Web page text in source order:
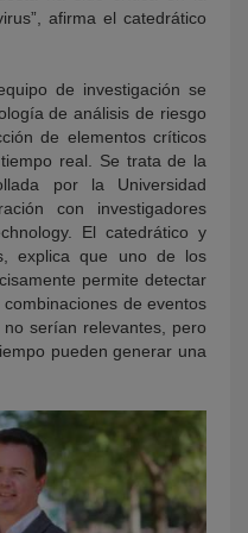
afirma el catedrático
de investigación se
de análisis de riesgo
de elementos críticos
real. Se trata de la
por la Universidad
con investigadores
El catedrático y
explica que uno de los
permite detectar
combinaciones de eventos
serían relevantes, pero
pueden generar una